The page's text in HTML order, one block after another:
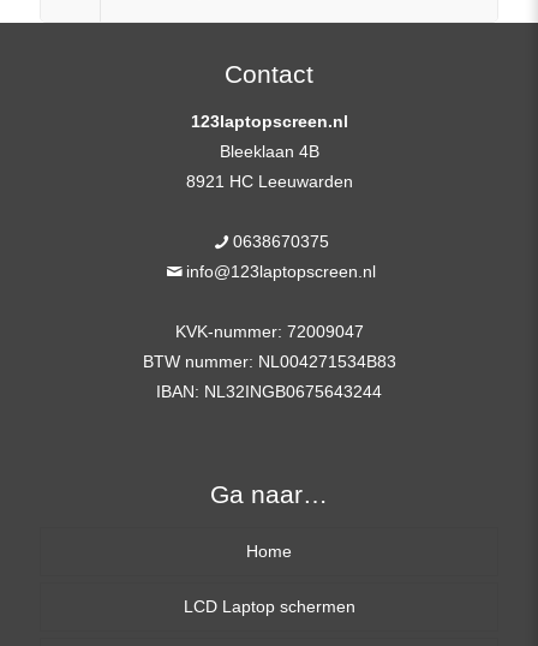
Contact
123laptopscreen.nl
Bleeklaan 4B
8921 HC Leeuwarden
0638670375
info@123laptopscreen.nl
KVK-nummer: 72009047
BTW nummer: NL004271534B83
IBAN: NL32INGB0675643244
Ga naar…
Home
LCD Laptop schermen